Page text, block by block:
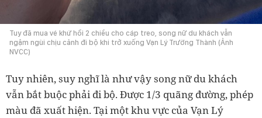
Tuy đã mua vé khứ hồi 2 chiều cho cáp treo, song nữ du khách vẫn
ngậm ngùi chịu cảnh đi bộ khi trở xuống Vạn Lý Trường Thành (Ảnh
NVCC)
Tuy nhiên, suy nghĩ là như vậy song nữ du khách
vẫn bắt buộc phải đi bộ. Được 1/3 quãng đường, phép
màu đã xuất hiện. Tại một khu vực của Vạn Lý